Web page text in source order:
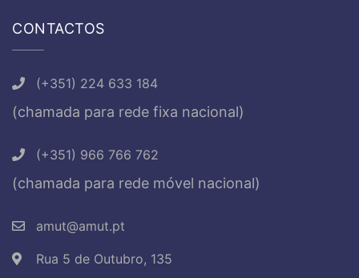
CONTACTOS
(+351) 224 633 184
(chamada para rede fixa nacional)
(+351) 966 766 762
(chamada para rede móvel nacional)
amut@amut.pt
Rua 5 de Outubro, 135